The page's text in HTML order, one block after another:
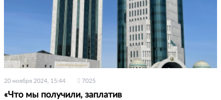
20 ноября 2024, 15:44 7025
«Что мы получили, заплатив